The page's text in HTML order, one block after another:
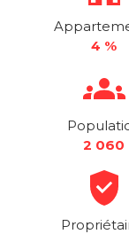
4 %
2 060